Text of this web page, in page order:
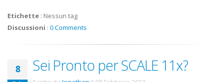
Etichette : Nessun tag
Discussioni : 0 Comments
8 Sei Pronto per SCALE 11x?